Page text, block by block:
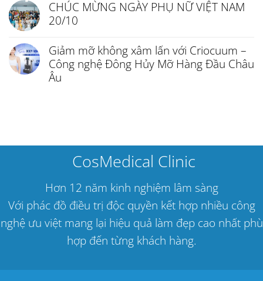
CHÚC MỪNG NGÀY PHỤ NỮ VIỆT NAM
20/10
Giảm mỡ không xâm lấn với Criocuum –
Công nghệ Đông Hủy Mỡ Hàng Đầu Châu
Âu
CosMedical Clinic
Hơn 12 năm kinh nghiệm lâm sàng
Với phác đồ điều trị độc quyền kết hợp nhiều công
nghệ ưu việt mang lại hiệu quả làm đẹp cao nhất phù
hợp đến từng khách hàng.